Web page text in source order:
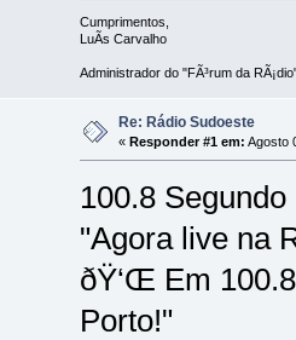
Cumprimentos,
LuÃ­s Carvalho
Administrador do "FÃ³rum da
Re: Rádio Sudoeste
« Responder #1 em: Agosto
100.8
"Agora live na
ðŸ‘Œ Em
Porto!"